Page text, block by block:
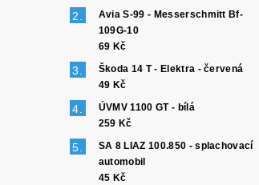
Avia S-99 - Messerschmitt Bf-
109G-10
69 Kč
Škoda 14 T - Elektra - červená
49 Kč
ÚVMV 1100 GT - bílá
259 Kč
SA 8 LIAZ 100.850 - splachovací
automobil
45 Kč